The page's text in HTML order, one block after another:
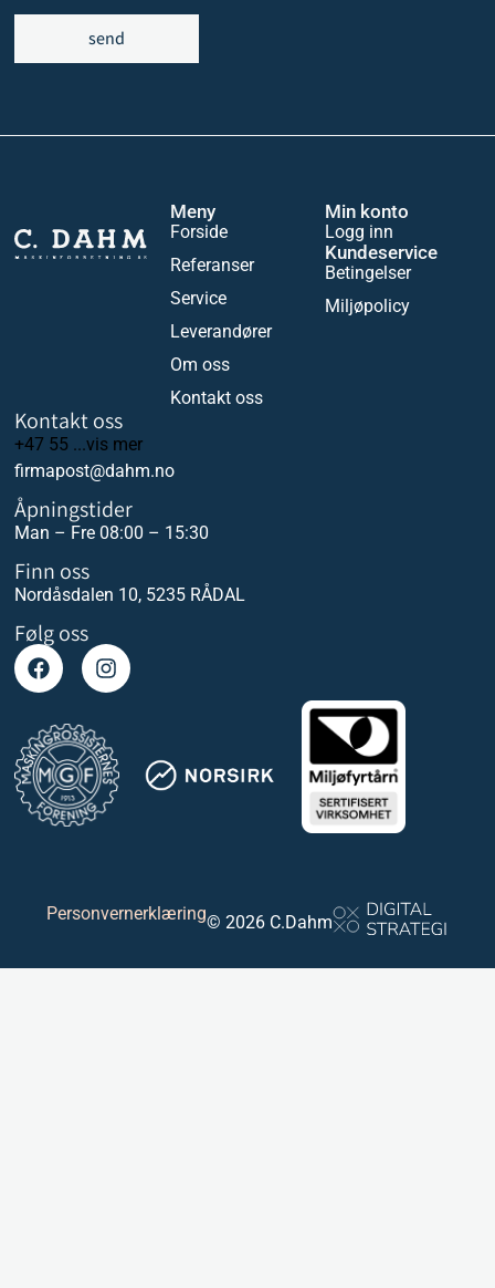
send
Meny
Forside
Referanser
Service
Leverandører
Om oss
Kontakt oss
Min konto
Logg inn
Kundeservice
Betingelser
Miljøpolicy
Kontakt oss
+47 55 ...vis mer
firmapost@dahm.no
Åpningstider
Man – Fre 08:00 – 15:30
Finn oss
Nordåsdalen 10, 5235 RÅDAL
Følg oss
Personvernerklæring© 2026 C.Dahm